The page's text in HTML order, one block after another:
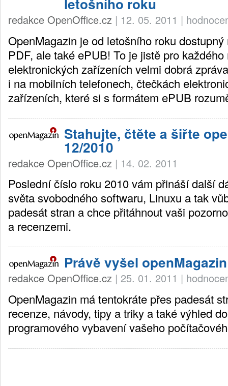
redakce OpenOffice.cz | 12. 05. 2011 |
OpenMagazin je od letošního roku
PDF, ale také ePUB! To je jistě pro
elektronických zařízeních velmi dobrá
i na mobilních telefonech, čtečkách
zařízeních, které si s formátem ePUB
Stahujte, čtěte a šiřte
12/2010
redakce OpenOffice.cz | 14. 02. 2011
Poslední číslo roku 2010 vám přináší další
světa svobodného softwaru, Linuxu a tak
padesát stran a chce přitáhnout vaši
a recenzemi.
Právě vyšel
redakce OpenOffice.cz | 25. 01. 2011 |
OpenMagazin má tentokráte přes padesát
recenze, návody, tipy a triky a také výhled
programového vybavení vašeho